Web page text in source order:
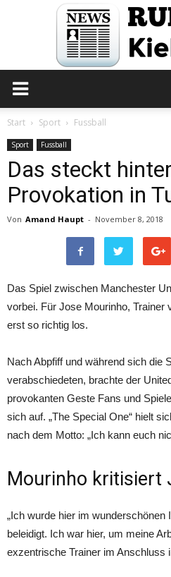
Kiel
Start Sport Fussball
Sport Fussball
Das steckt
Provokation in
Von Amand Haupt - November 8, 2018
Das Spiel zwischen Manchester
vorbei. Für Jose Mourinho, Trainer
erst so richtig los.
Nach Abpfiff und während sich die
verabschiedeten, brachte der
provokanten Geste Fans und
sich auf. „The Special One“ hielt
nach dem Motto: „Ich kann euch
Mourinho kritisiert
„Ich wurde hier im wunderschönen
beleidigt. Ich war hier, um meine
exzentrische Trainer im Anschluss